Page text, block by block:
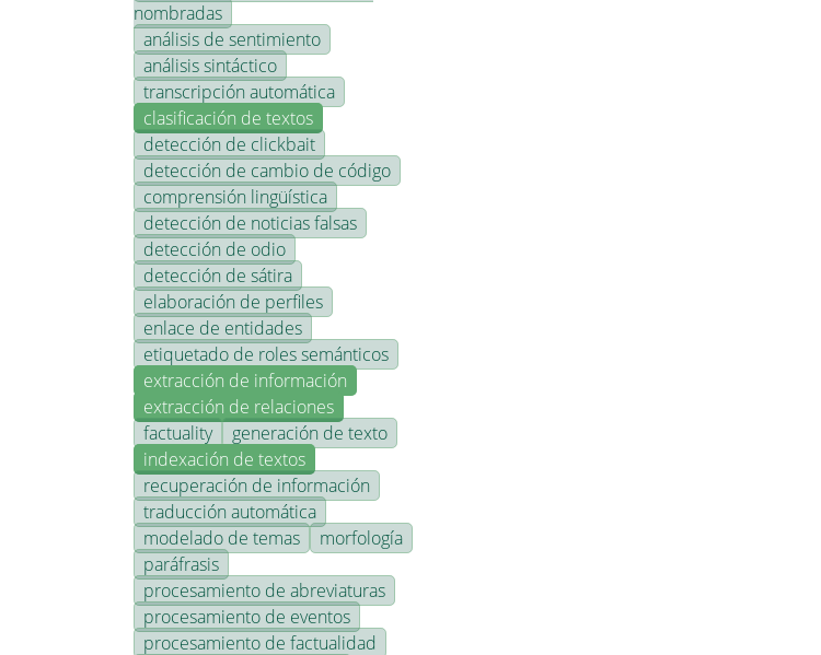
nombradas
análisis de sentimiento
análisis sintáctico
transcripción automática
clasificación de textos
detección de clickbait
detección de cambio de código
comprensión lingüística
detección de noticias falsas
detección de odio
detección de sátira
elaboración de perfiles
enlace de entidades
etiquetado de roles semánticos
extracción de información
extracción de relaciones
factuality
generación de texto
indexación de textos
recuperación de información
traducción automática
modelado de temas
morfología
paráfrasis
procesamiento de abreviaturas
procesamiento de eventos
procesamiento de factualidad